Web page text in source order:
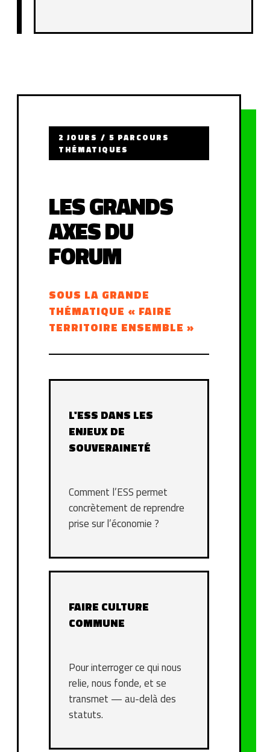
2 JOURS / 5 PARCOURS
THÉMATIQUES
LES GRANDS
AXES DU
FORUM
SOUS LA GRANDE
THÉMATIQUE « FAIRE
TERRITOIRE ENSEMBLE »
L'ESS DANS LES
ENJEUX DE
SOUVERAINETÉ
Comment l’ESS permet
concrètement de reprendre
prise sur l’économie ?
FAIRE CULTURE
COMMUNE
Pour interroger ce qui nous
relie, nous fonde, et se
transmet — au-delà des
statuts.